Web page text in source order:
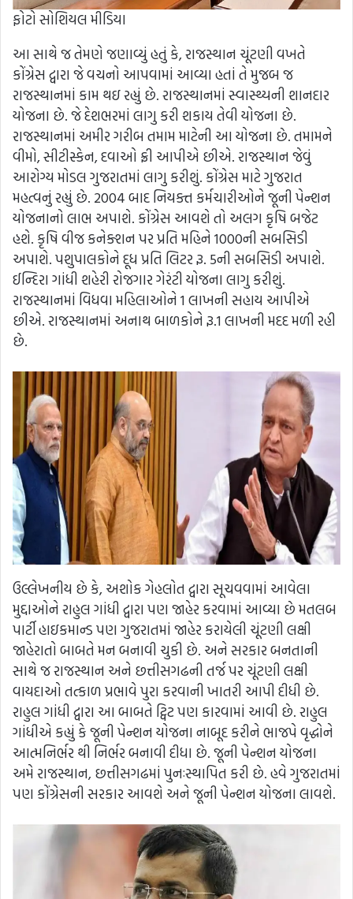
ફોટો સોશિયલ મીડિયા
આ સાથે જ તેમણે જણાવ્યું હતું કે, રાજસ્થાન ચૂંટણી વખતે
કોંગ્રેસ દ્વારા જે વચનો આપવામાં આવ્યા હતાં તે મુજબ જ
રાજસ્થાનમાં કામ થઇ રહ્યું છે. રાજસ્થાનમાં સ્વાસ્થ્યની શાનદાર
યોજના છે. જે દેશભરમાં લાગુ કરી શકાય તેવી યોજના છે.
રાજસ્થાનમાં અમીર ગરીબ તમામ માટેની આ યોજના છે. તમામને
વીમો, સીટીસ્કેન, દવાઓ ફ્રી આપીએ છીએ. રાજસ્થાન જેવું
આરોગ્ય મોડલ ગુજરાતમાં લાગુ કરીશું. કોંગ્રેસ માટે ગુજરાત
મહત્વનું રહ્યું છે. 2004 બાદ નિયક્ત કર્મચારીઓને જૂની પેન્શન
યોજનાનો લાભ અપાશે. કોંગ્રેસ આવશે તો અલગ કૃષિ બજેટ
હશે. કૃષિ વીજ કનેક્શન પર પ્રતિ મહિને 1000ની સબસિડી
અપાશે. પશુપાલકોને દૂધ પ્રતિ લિટર રૂ. 5ની સબસિડી અપાશે.
ઈન્દિરા ગાંધી શહેરી રોજગાર ગેરંટી યોજના લાગુ કરીશું.
રાજસ્થાનમાં વિધવા મહિલાઓને 1 લાખની સહાય આપીએ
છીએ. રાજસ્થાનમાં અનાથ બાળકોને રૂ.1 લાખની મદદ મળી રહી
છે.
ઉલ્લેખનીય છે કે, અશોક ગેહલોત દ્વારા સૂચવવામાં આવેલા
મુદ્દાઓને રાહુલ ગાંધી દ્વારા પણ જાહેર કરવામાં આવ્યા છે મતલબ
પાર્ટી હાઇકમાન્ડ પણ ગુજરાતમાં જાહેર કરાયેલી ચૂંટણી લક્ષી
જાહેરાતો બાબતે મન બનાવી ચુકી છે. અને સરકાર બનતાની
સાથે જ રાજસ્થાન અને છત્તીસગઢની તર્જ પર ચૂંટણી લક્ષી
વાયદાઓ તત્કાળ પ્રભાવે પુરા કરવાની ખાતરી આપી દીધી છે.
રાહુલ ગાંધી દ્વારા આ બાબતે ટ્વિટ પણ કારવામાં આવી છે. રાહુલ
ગાંધીએ કહ્યું કે જૂની પેન્શન યોજના નાબૂદ કરીને ભાજપે વૃદ્ધોને
આત્મનિર્ભર થી નિર્ભર બનાવી દીધા છે. જૂની પેન્શન યોજના
અમે રાજસ્થાન, છત્તીસગઢમાં પુનઃસ્થાપિત કરી છે. હવે ગુજરાતમાં
પણ કોંગ્રેસની સરકાર આવશે અને જૂની પેન્શન યોજના લાવશે.